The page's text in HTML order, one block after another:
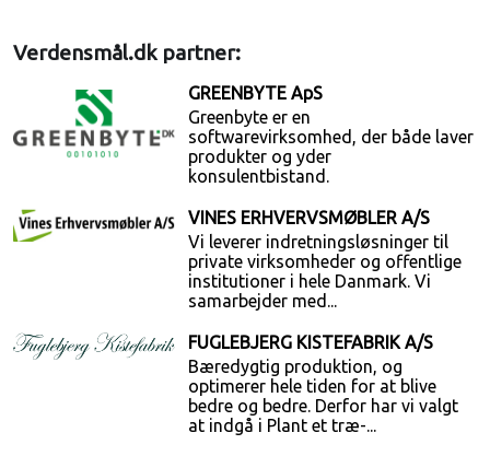
Verdensmål.dk partner:
GREENBYTE ApS
Greenbyte er en
softwarevirksomhed, der både laver
produkter og yder
konsulentbistand.
VINES ERHVERVSMØBLER A/S
Vi leverer indretningsløsninger til
private virksomheder og offentlige
institutioner i hele Danmark. Vi
samarbejder med...
FUGLEBJERG KISTEFABRIK A/S
Bæredygtig produktion, og
optimerer hele tiden for at blive
bedre og bedre. Derfor har vi valgt
at indgå i Plant et træ-...